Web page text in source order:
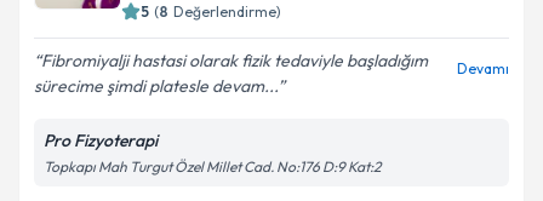
Kişisel verilerimin işlenmesine ilişkin
Metni'ni okudum ve kişisel verilerimin belirtilen
5 (8 Değerlendirme)
Fibromiyalji hastasi olarak fizik tedaviyle başladığım
sürecime şimdi platesle devam...
Devamı
Pro Fizyoterapi
Topkapı Mah Turgut Özel Millet Cad. No:176 D:9 Kat:2